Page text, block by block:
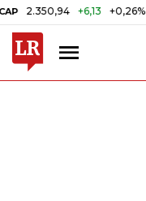
+6,13 +0,26%